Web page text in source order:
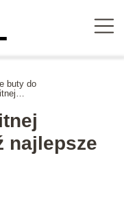
buty do
najlepsze